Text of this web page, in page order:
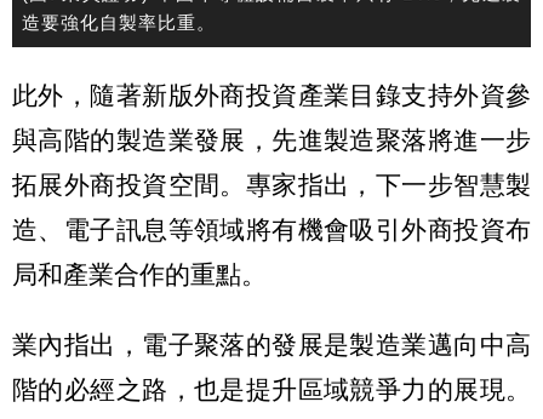
造要強化自製率比重。
此外，隨著新版外商投資產業目錄支持外資參
與高階的製造業發展，先進製造聚落將進一步
拓展外商投資空間。專家指出，下一步智慧製
造、電子訊息等領域將有機會吸引外商投資布
局和產業合作的重點。
業內指出，電子聚落的發展是製造業邁向中高
階的必經之路，也是提升區域競爭力的展現。